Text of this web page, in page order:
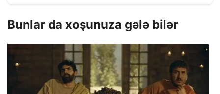
Bunlar da xoşunuza gələ bilər